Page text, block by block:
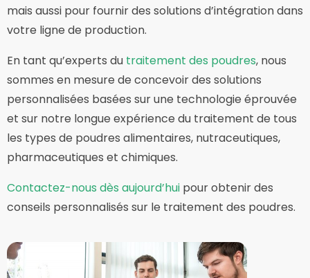
mais aussi pour fournir des solutions d’intégration dans
votre ligne de production.
En tant qu’experts du traitement des poudres, nous
sommes en mesure de concevoir des solutions
personnalisées basées sur une technologie éprouvée
et sur notre longue expérience du traitement de tous
les types de poudres alimentaires, nutraceutiques,
pharmaceutiques et chimiques.
Contactez-nous dès aujourd’hui pour obtenir des
conseils personnalisés sur le traitement des poudres.